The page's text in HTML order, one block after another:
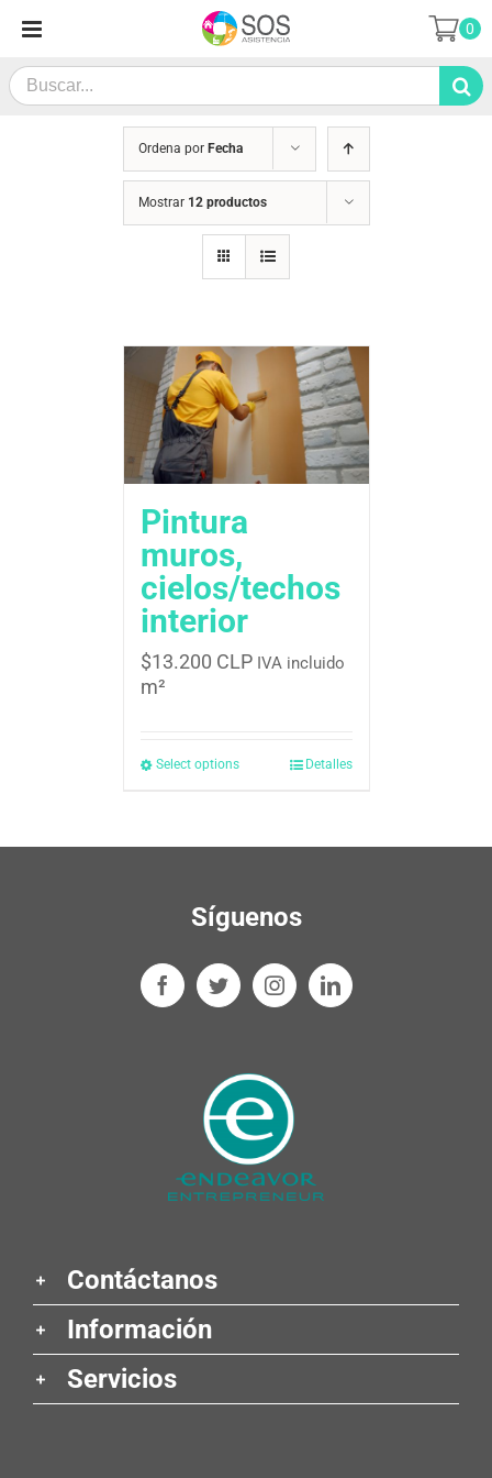
contenido
Search
for:
0
Ordena por Fecha
Mostrar 12 productos
Pintura
muros,
cielos/techos
interior
$13.200 CLP IVA incluido
m²
Select options Detalles
Síguenos
Contáctanos
Información
Servicios